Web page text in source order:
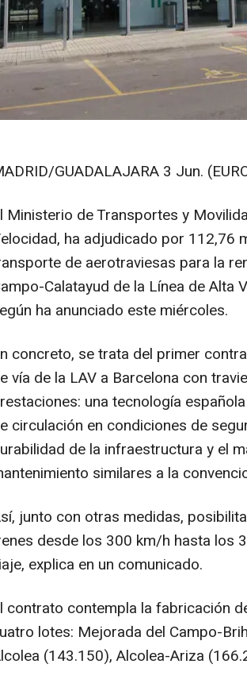
GUADALAJARA 3 Jun.
Ministerio de Transportes y
ha adjudicado por 112,76
de aerotraviesas para la
Calatayud de la Línea de Alta
ha anunciado este miércoles.
concreto, se trata del primer
vía de la LAV a Barcelona con
una tecnología
circulación en condiciones de
de la infraestructura y el
similares a la
junto con otras medidas,
desde los 300 km/h hasta los
explica en un comunicado.
contrato contempla la fabricación
lotes: Mejorada del Campo-
(143.150), Alcolea-Ariza